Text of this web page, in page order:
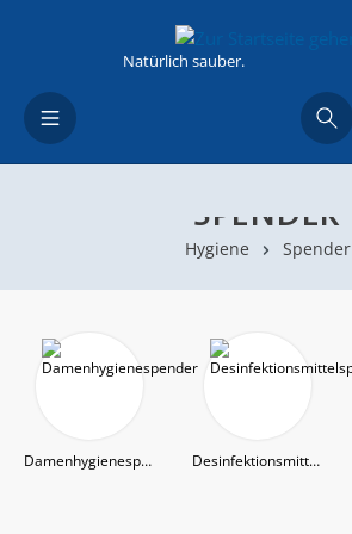
Zum Hauptinhalt springen
Natürlich sauber.
SPENDER
Hygiene Spender
Damenhygienespender Desinfektionsmittelspender